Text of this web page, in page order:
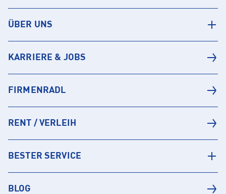
ÜBER UNS
KARRIERE & JOBS
FIRMENRADL
RENT / VERLEIH
BESTER SERVICE
BLOG